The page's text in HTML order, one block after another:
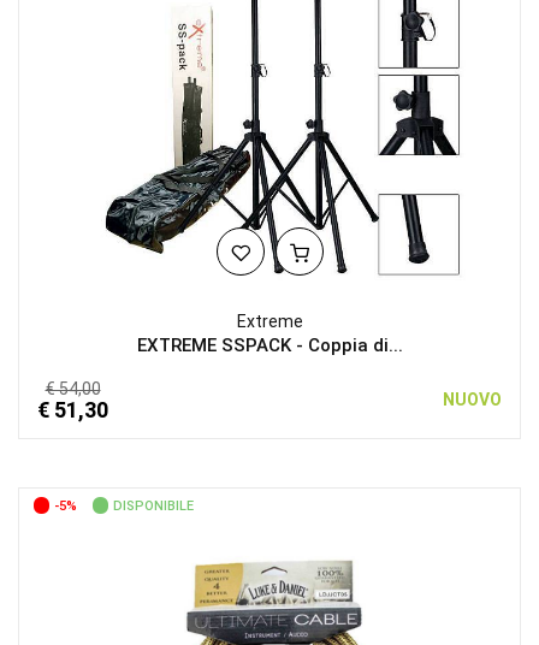
Extreme
EXTREME SSPACK - Coppia di...
€ 54,00
€ 51,30 NUOVO
-5% DISPONIBILE